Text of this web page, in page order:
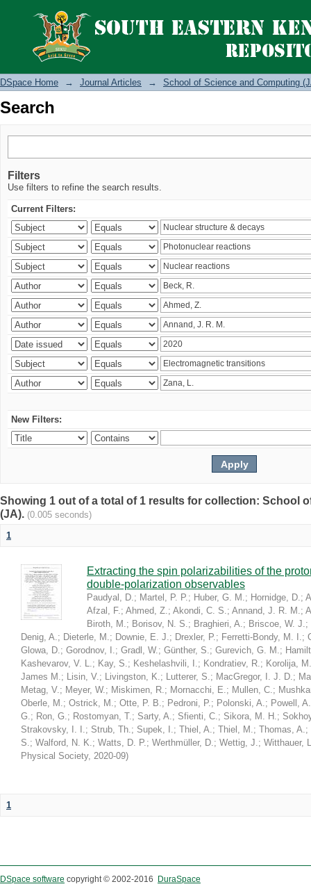
Search
DSpace Home → Journal Articles → School of Science and Computing
Search
Filters
Use filters to refine the search results.
Current Filters:
New Filters:
Showing 1 out of a total of 1 results for collection: School
(JA). (0.005 seconds)
1
Extracting the spin polarizabilities of the
double-polarization observables
Paudyal, D.; Martel, P. P.; Huber, G. M.; Hornidge, D.;
Afzal, F.; Ahmed, Z.; Akondi, C. S.; Annand, J. R. M.;
Biroth, M.; Borisov, N. S.; Braghieri, A.; Briscoe, W. J.;
Denig, A.; Dieterle, M.; Downie, E. J.; Drexler, P.; Ferretti-Bondy, M. I.;
Glowa, D.; Gorodnov, I.; Gradl, W.; Günther, S.; Gurevich, G. M.;
Kashevarov, V. L.; Kay, S.; Keshelashvili, I.; Kondratiev, R.; Korolija, M.
James M.; Lisin, V.; Livingston, K.; Lutterer, S.; MacGregor, I. J. D.;
Metag, V.; Meyer, W.; Miskimen, R.; Mornacchi, E.; Mullen, C.;
Oberle, M.; Ostrick, M.; Otte, P. B.; Pedroni, P.; Polonski, A.; Powell, A.
G.; Ron, G.; Rostomyan, T.; Sarty, A.; Sfienti, C.; Sikora, M. H.;
Strakovsky, I. I.; Strub, Th.; Supek, I.; Thiel, A.; Thiel, M.; Thomas, A.;
S.; Walford, N. K.; Watts, D. P.; Werthmüller, D.; Wettig, J.; Witthauer,
Physical Society, 2020-09)
1
DSpace software copyright © 2002-2016 DuraSpace